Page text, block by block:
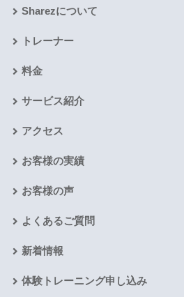
Sharezについて
トレーナー
料金
サービス紹介
アクセス
お客様の実績
お客様の声
よくあるご質問
新着情報
体験トレーニング申し込み